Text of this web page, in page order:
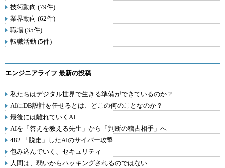
技術動向 (79件)
業界動向 (62件)
職場 (35件)
転職活動 (5件)
エンジニアライフ 最新の投稿
私たちはデジタル世界で生きる準備ができているのか？
AIにDB設計を任せるとは、どこの何のことなのか？
最後には離れていくAI
AIを「答えを教える先生」から「判断の稽古相手」へ
482.「脱走」したAIのサイバー攻撃
包み込んでいく、セキュリティ
人間は、弱いからハッキングされるのではない